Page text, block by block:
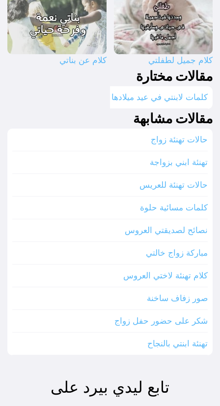
كلام جميل لطفلتي كلام عن بناتي
مقالات مختارة
كلمات لابنتي في عيد ميلادها
مقالات مشابهة
حالات تهنئة زواج
تهنئة ابني بزواجة
حالات تهنئة للعريس
كلمات مسائية حلوة
نصائح لصديقتي العروس
مباركة زواج خالتي
كلام تهنئة لاختي العروس
صور زفاف ساخنة
شكر على حضور حفل زواج
تهنئة ابنتي بالنجاح
تابع ليدي بيرد على